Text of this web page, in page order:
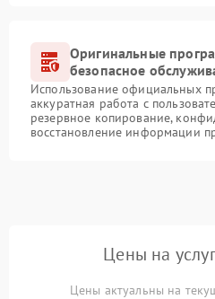
Оригинальные
безопасное
Использование официальных
аккуратная работа с
резервное копирование,
восстановление информации
Цены на
Цены актуальны на